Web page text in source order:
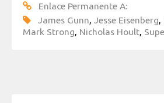
Enlace Permanente A:
James Gunn, Jesse Eisenberg,
Mark Strong, Nicholas Hoult,